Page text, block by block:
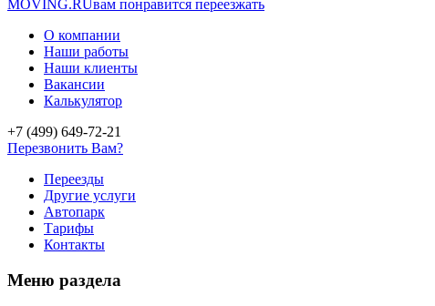
MOVING.RUвам понравится переезжать
О компании
Наши работы
Наши клиенты
Вакансии
Калькулятор
+7 (499) 649-72-21
Перезвонить Вам?
Переезды
Другие услуги
Автопарк
Тарифы
Контакты
Меню раздела